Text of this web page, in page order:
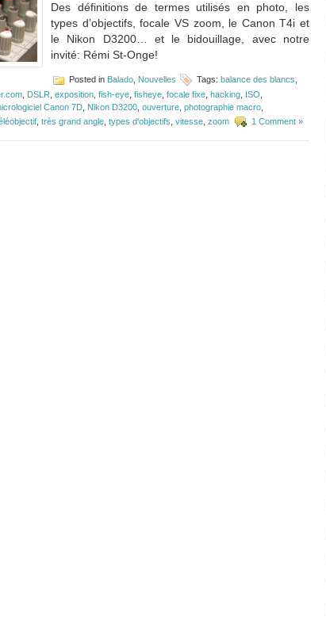
Des définitions de termes utilisés en photo, les
types d’objectifs, focale VS zoom, le Canon T4i et
le Nikon D3200… et le bidouillage, avec notre
invité: Rémi St-Onge!
Posted in Balado Nouvelles Tags: balance des blancs
DSLR exposition fish-eye fisheye focale fixe hacking ISO
Canon 7D Nikon D3200 ouverture photographie macro
très grand angle types d'objectifs vitesse zoom 1 Comment »